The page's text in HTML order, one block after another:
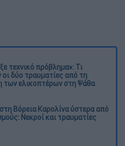
τεχνικό πρόβλημα»: Τι
οι δύο τραυματίες από τη
των ελικοπτέρων στη Ψάθα
Βόρεια Καρολίνα ύστερα από
Νεκροί και τραυματίες